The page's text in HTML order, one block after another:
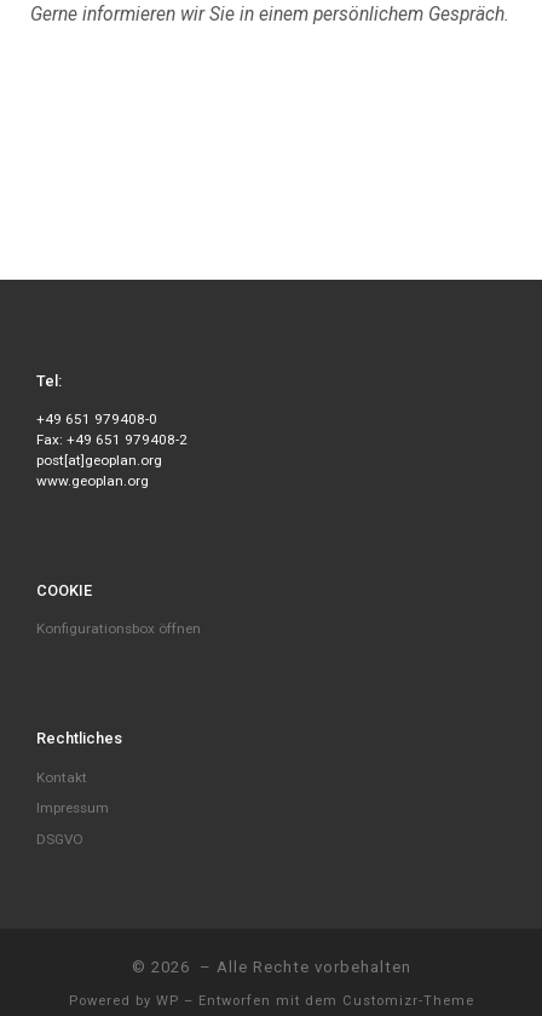
Gerne informieren wir Sie in einem persönlichem Gespräch.
Tel:
+49 651 979408-0
Fax: +49 651 979408-2
post[at]geoplan.org
www.geoplan.org
COOKIE
Konfigurationsbox öffnen
Rechtliches
Kontakt
Impressum
DSGVO
© 2026 – Alle Rechte vorbehalten
Powered by WP – Entworfen mit dem Customizr-Theme